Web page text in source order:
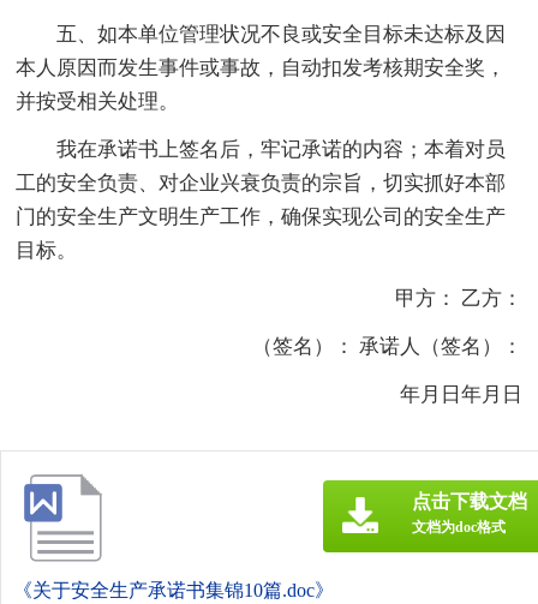
五、如本单位管理状况不良或安全目标未达标及因
本人原因而发生事件或事故，自动扣发考核期安全奖，
并按受相关处理。
我在承诺书上签名后，牢记承诺的内容；本着对员
工的安全负责、对企业兴衰负责的宗旨，切实抓好本部
门的安全生产文明生产工作，确保实现公司的安全生产
目标。
甲方： 乙方：
（签名）： 承诺人（签名）：
年月日年月日
《关于安全生产承诺书集锦10篇.doc》
点击下载文档
文档为doc格式